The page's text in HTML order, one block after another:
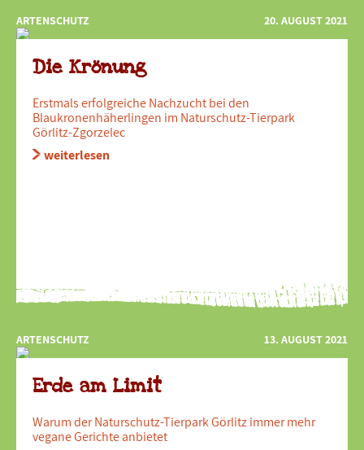
ARTENSCHUTZ 20. AUGUST 2021
Die Krönung
Erstmals erfolgreiche Nachzucht bei den
Blaukronenhäherlingen im Naturschutz-Tierpark
Görlitz-Zgorzelec
weiterlesen
ARTENSCHUTZ 13. AUGUST 2021
Erde am Limit
Warum der Naturschutz-Tierpark Görlitz immer mehr
vegane Gerichte anbietet